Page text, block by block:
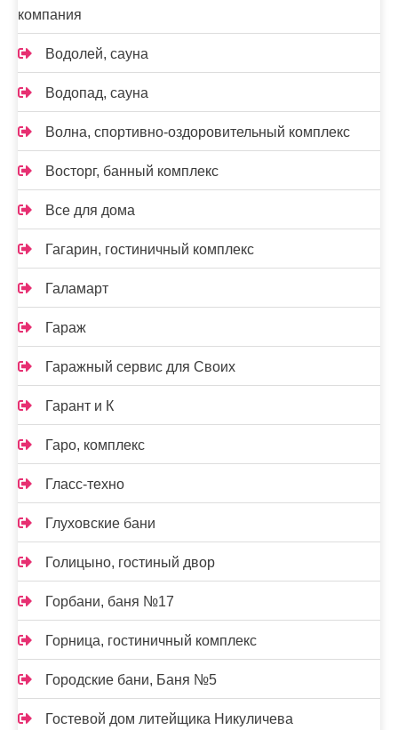
компания
Водолей, сауна
Водопад, сауна
Волна, спортивно-оздоровительный комплекс
Восторг, банный комплекс
Все для дома
Гагарин, гостиничный комплекс
Галамарт
Гараж
Гаражный сервис для Своих
Гарант и К
Гаро, комплекс
Гласс-техно
Глуховские бани
Голицыно, гостиный двор
Горбани, баня №17
Горница, гостиничный комплекс
Городские бани, Баня №5
Гостевой дом литейщика Никуличева